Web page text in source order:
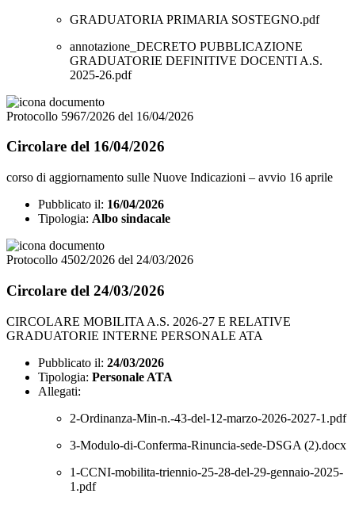
GRADUATORIA PRIMARIA SOSTEGNO.pdf
annotazione_DECRETO PUBBLICAZIONE
GRADUATORIE DEFINITIVE DOCENTI A.S.
2025-26.pdf
Protocollo 5967/2026 del 16/04/2026
Circolare del 16/04/2026
corso di aggiornamento sulle Nuove Indicazioni – avvio 16 aprile
Pubblicato il: 16/04/2026
Tipologia: Albo sindacale
Protocollo 4502/2026 del 24/03/2026
Circolare del 24/03/2026
CIRCOLARE MOBILITA A.S. 2026-27 E RELATIVE
GRADUATORIE INTERNE PERSONALE ATA
Pubblicato il: 24/03/2026
Tipologia: Personale ATA
Allegati:
2-Ordinanza-Min-n.-43-del-12-marzo-2026-2027-1.pdf
3-Modulo-di-Conferma-Rinuncia-sede-DSGA (2).docx
1-CCNI-mobilita-triennio-25-28-del-29-gennaio-2025-
1.pdf